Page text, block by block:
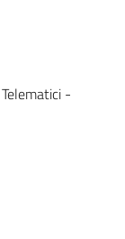
-